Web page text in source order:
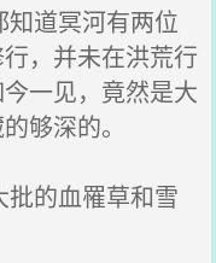
道冥河有两位
，并未在洪荒行
一见，竟然是大
够深的。
的血罹草和雪